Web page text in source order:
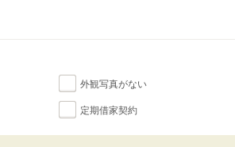
外観写真がない
定期借家契約